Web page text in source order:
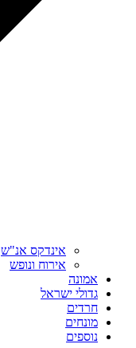
אינדקס אנ"ש
אירוח ונופש
אמונה
גדולי ישראל
חרדים
מונחים
נוספים